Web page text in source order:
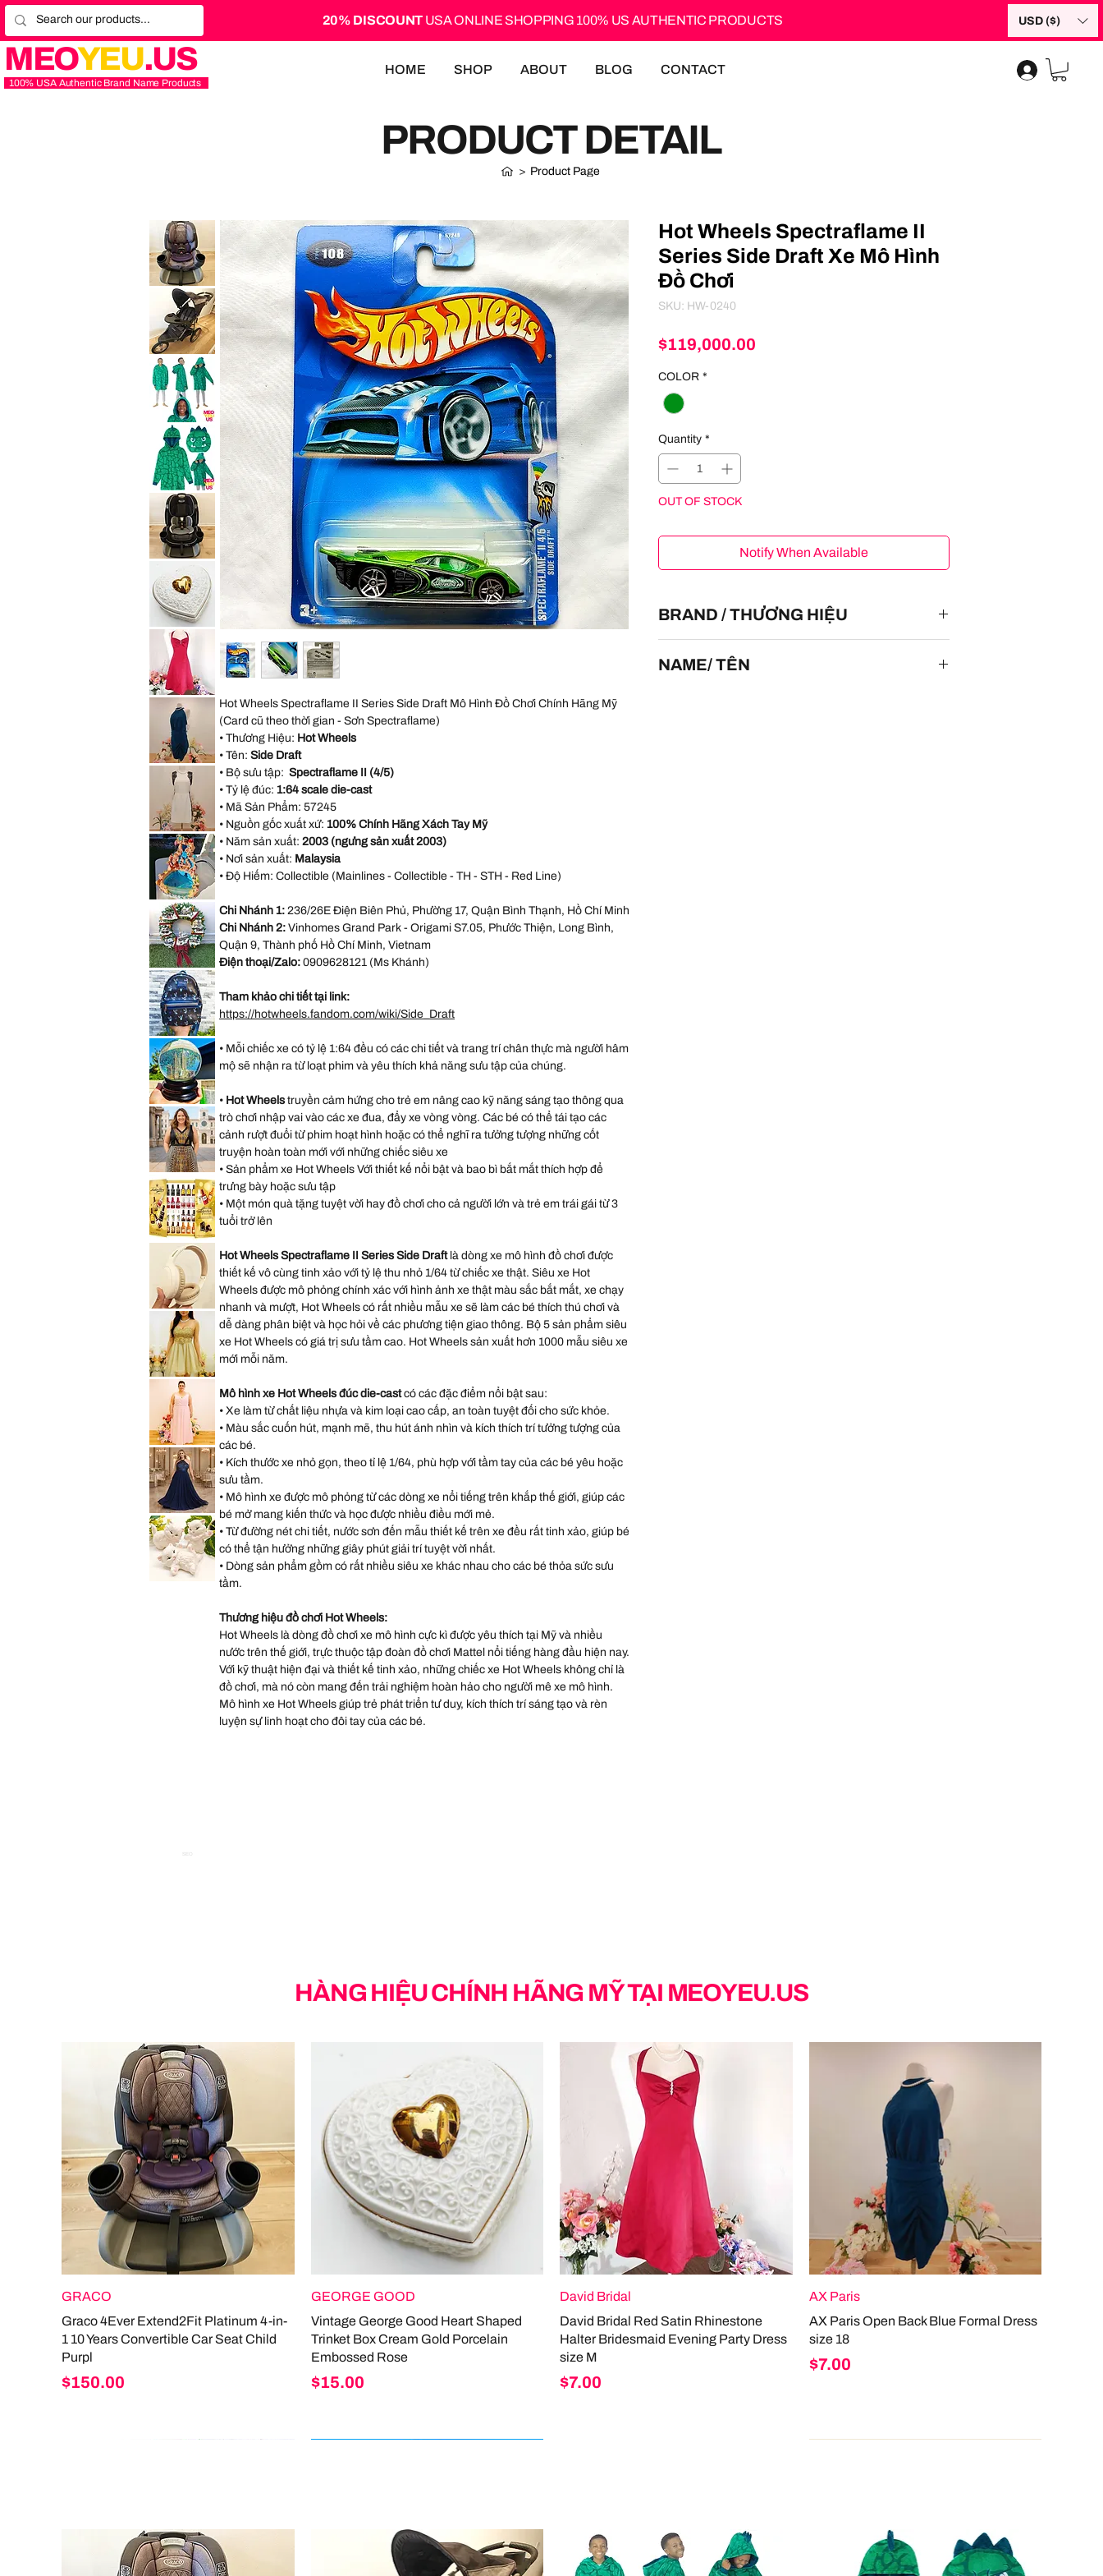
20% DISCOUNTUSA ONLINE SHOPPING 100% US AUTHENTIC PRODUCTS
MEOYEU.US
100% USA Authentic Brand Name Products
HOME SHOP ABOUT BLOG CONTACT
USD ($)
PRODUCT DETAIL
> Product Page
Hot Wheels Spectraflame II Series Side Draft Mô Hình Đồ Chơi Chính Hãng Mỹ
(Card cũ theo thời gian - Sơn Spectraflame)
• Thương Hiệu: Hot Wheels
• Tên: Side Draft
• Bộ sưu tập: Spectraflame II (4/5)
• Tỷ lệ đúc: 1:64 scale die-cast
• Mã Sản Phẩm: 57245
• Nguồn gốc xuất xứ: 100% Chính Hãng Xách Tay Mỹ
• Năm sản xuất: 2003 (ngưng sản xuất 2003)
• Nơi sản xuất: Malaysia
• Độ Hiếm: Collectible (Mainlines - Collectible - TH - STH - Red Line)
Chi Nhánh 1: 236/26E Điện Biên Phủ, Phường 17, Quận Bình Thạnh, Hồ Chí Minh
Chi Nhánh 2: Vinhomes Grand Park - Origami S7.05, Phước Thiện, Long Bình,
Quận 9, Thành phố Hồ Chí Minh, Vietnam
Điện thoại/Zalo: 0909628121 (Ms Khánh)
Tham khảo chi tiết tại link:
https://hotwheels.fandom.com/wiki/Side_Draft
• Mỗi chiếc xe có tỷ lệ 1:64 đều có các chi tiết và trang trí chân thực mà người hâm
mộ sẽ nhận ra từ loạt phim và yêu thích khả năng sưu tập của chúng.
• Hot Wheelstruyền cảm hứng cho trẻ em nâng cao kỹ năng sáng tạo thông qua
trò chơi nhập vai vào các xe đua, đẩy xe vòng vòng. Các bé có thể tái tạo các
cảnh rượt đuổi từ phim hoạt hình hoặc có thể nghĩ ra tưởng tượng những cốt
truyện hoàn toàn mới với những chiếc siêu xe
• Sản phẩm xe Hot Wheels Với thiết kế nổi bật và bao bì bắt mắt thích hợp để
trưng bày hoặc sưu tập
• Một món quà tặng tuyệt vời hay đồ chơi cho cả người lớn và trẻ em trái gái từ 3
tuổi trở lên
Hot Wheels Spectraflame II Series Side Draft là dòng xe mô hình đồ chơi được
thiết kế vô cùng tinh xảo với tỷ lệ thu nhỏ 1/64 từ chiếc xe thật. Siêu xe Hot
Wheels được mô phỏng chính xác với hình ảnh xe thật màu sắc bắt mắt, xe chạy
nhanh và mượt, Hot Wheels có rất nhiều mẫu xe sẽ làm các bé thích thú chơi và
dễ dàng phân biệt và học hỏi về các phương tiện giao thông. Bộ 5 sản phẩm siêu
xe Hot Wheels có giá trị sưu tầm cao. Hot Wheels sản xuất hơn 1000 mẫu siêu xe
mới mỗi năm.
Mô hình xe Hot Wheels đúc die-castcó các đặc điểm nổi bật sau:
• Xe làm từ chất liệu nhựa và kim loại cao cấp, an toàn tuyệt đối cho sức khỏe.
• Màu sắc cuốn hút, mạnh mẽ, thu hút ánh nhìn và kích thích trí tưởng tượng của
các bé.
• Kích thước xe nhỏ gọn, theo tỉ lệ 1/64, phù hợp với tầm tay của các bé yêu hoặc
sưu tầm.
• Mô hình xe được mô phỏng từ các dòng xe nổi tiếng trên khắp thế giới, giúp các
bé mở mang kiến thức và học được nhiều điều mới mẻ.
• Từ đường nét chi tiết, nước sơn đến mẫu thiết kế trên xe đều rất tinh xảo, giúp bé
có thể tận hưởng những giây phút giải trí tuyệt vời nhất.
• Dòng sản phẩm gồm có rất nhiều siêu xe khác nhau cho các bé thỏa sức sưu
tầm.
Thương hiệu đồ chơi Hot Wheels:
Hot Wheels là dòng đồ chơi xe mô hình cực kì được yêu thích tại Mỹ và nhiều
nước trên thế giới, trực thuộc tập đoàn đồ chơi Mattel nổi tiếng hàng đầu hiện nay.
Với kỹ thuật hiện đại và thiết kế tinh xảo, những chiếc xe Hot Wheels không chỉ là
đồ chơi, mà nó còn mang đến trải nghiệm hoàn hảo cho người mê xe mô hình.
Mô hình xe Hot Wheels giúp trẻ phát triển tư duy, kích thích trí sáng tạo và rèn
luyện sự linh hoạt cho đôi tay của các bé.
Hot Wheels Spectraflame II
Series Side Draft Xe Mô Hình
Đồ Chơi
SKU: HW-0240
$119,000.00
COLOR *
Quantity *
OUT OF STOCK
Notify When Available
BRAND / THƯƠNG HIỆU
NAME/ TÊN
Extend2Fit
Platinum
in-
1
10
Years
Convertible
Car
Seat
Child
Purpl
Baby
Trend
Expedition
Jogger
Travel
System
Stroller
Terrain
Jogging
Foldable
Eve
Youth
2in1
Sleep
Hoodie
Wearable
Blanket
Cozy
Pillow
Green
Dino
Kid
Saint
Youth
2in1
Sleep
Hoodie
Wearable
Blanket
Pillow
Green
Dino
Kid
Extend2Fit
4-
in-
Years
Convertible
Child
Black
Vintage
George
Good
Shaped
Trinket
Box
Cream
Porcelain
Embossed
David
Rhinestone
Halter
Bridesmaid
Evening
AX
Blue
Formal
Dress
size
18
Forever
21
Sleeveless
Black
Lace
Casual
Dress
Size
VINTAGE
DISNEY
FOUNTAIN
WORK
GREAT
Little
Mermaid
Under
The
Sea
Ariel
Sebastian
*LIMITED*
Light
Up
Thomas
Kinkade
Hamilton
Collection
Christmas
Village
Wreath
*LIMITED
EDITION*
Disney
Loungefly
Exclusive
Lilo
&
Stitch
Hearts
Mini
Backpack
Saks
Fifth
Avenue
New
York
City
Musical
Snow
Globe
Decoration
Gift
Present
Bryant
Sleeveless
Abstract
Dress
size
14
size
*New
Sealed*
Chocolate
Liqueur
Liquor
Bottles
073026
Lenovo
Wireless
Bluetooth
Headphones
with
Headwear
Earmuffs
Speechless
Sleeveless
Sparkly
Sequin
Prom
Party
Dress
Size
11
Hayley
Paige
Pink
Occasions
Wedding
Gown
Dress
size
14
Lulus
Sequin
Chiffon
Halter
Matte
Navy
Long
Dress
HÀNG HIỆU CHÍNH HÃNG MỸ TẠI MEOYEU.US
GRACO
Graco 4Ever Extend2Fit Platinum 4-in-
1 10 Years Convertible Car Seat Child
Purpl
Price
$150.00
GEORGE GOOD
Vintage George Good Heart Shaped
Trinket Box Cream Gold Porcelain
Embossed Rose
Price
$15.00
David Bridal
David Bridal Red Satin Rhinestone
Halter Bridesmaid Evening Party Dress
size M
Price
$7.00
AX Paris
AX Paris Open Back Blue Formal Dress
size 18
Price
$7.00